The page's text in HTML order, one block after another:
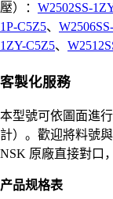
壓）： W2502SS-
1P-C5Z5、
1ZY-C5Z5、
客製化服務
本型號可依圖面進行
計）。歡迎將料號
NSK 原廠直接對口
产品规格表